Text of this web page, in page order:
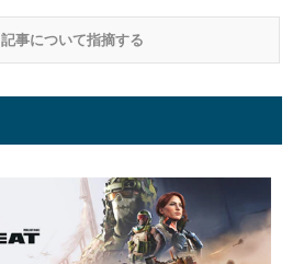
記事について指摘する